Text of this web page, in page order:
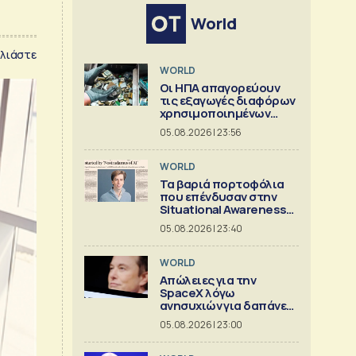
World
WORLD
Οι ΗΠΑ απαγορεύουν
τις εξαγωγές διαφόρων
χρησιμοποιημένων
κρίσιμων ορυκτών
05.08.2026 | 23:56
WORLD
Τα βαριά πορτοφόλια
που επένδυσαν στην
Situational Awareness
πριν καταρρεύσει
05.08.2026 | 23:40
WORLD
Απώλειες για την
SpaceX λόγω
ανησυχιών για δαπάνες
ΑΙ
05.08.2026 | 23:00